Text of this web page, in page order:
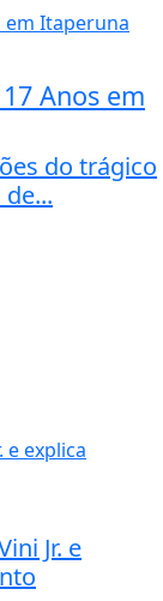
Anos em
do trágico
Jr. e